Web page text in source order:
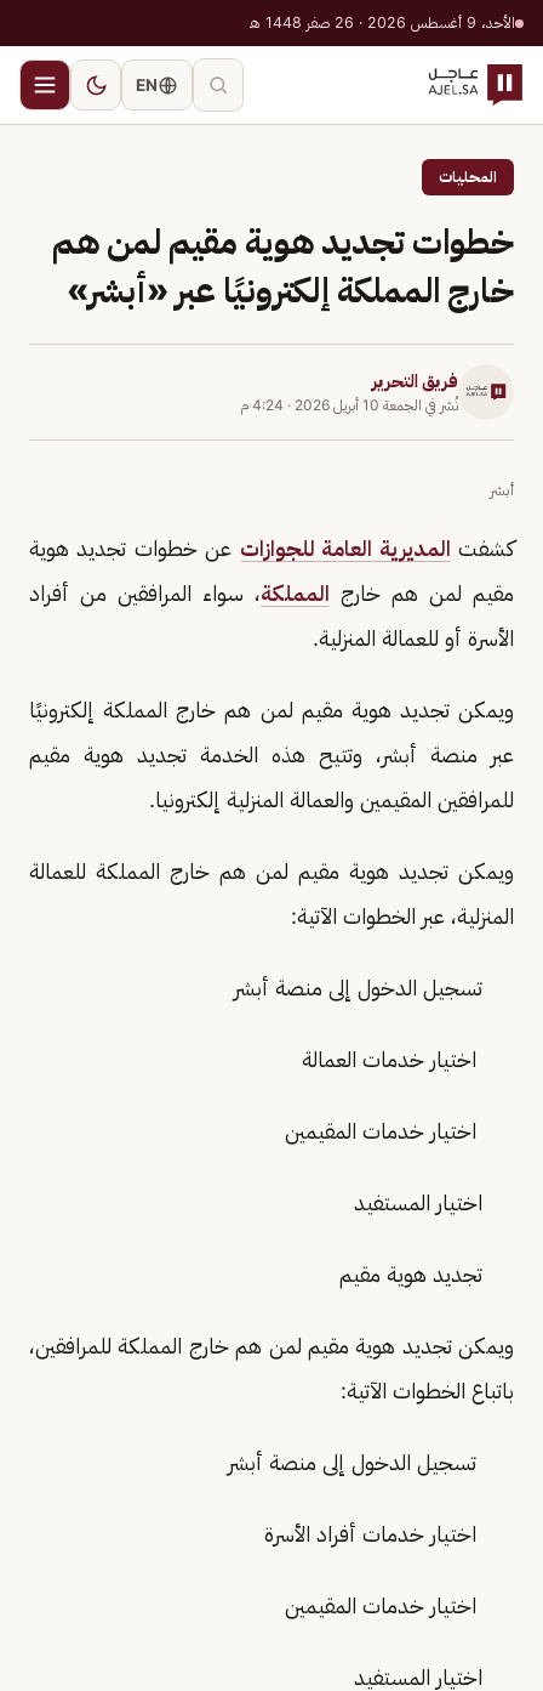
الأحد، 9 أغسطس 2026 · 26 صفر 1448 هـ
EN
المحليات
خطوات تجديد هوية مقيم لمن هم
خارج المملكة إلكترونيًا عبر «أبشر»
فريق التحرير
نُشر في الجمعة 10 أبريل 2026 · 4:24 م
أبشر
كشفت المديرية العامة للجوازات عن خطوات تجديد هوية
مقيم لمن هم خارج المملكة، سواء المرافقين من أفراد
الأسرة أو للعمالة المنزلية.
ويمكن تجديد هوية مقيم لمن هم خارج المملكة إلكترونيًا
عبر منصة أبشر، وتتيح هذه الخدمة تجديد هوية مقيم
للمرافقين المقيمين والعمالة المنزلية إلكترونيا.
ويمكن تجديد هوية مقيم لمن هم خارج المملكة للعمالة
المنزلية، عبر الخطوات الآتية:
تسجيل الدخول إلى منصة أبشر
اختيار خدمات العمالة
اختيار خدمات المقيمين
اختيار المستفيد
تجديد هوية مقيم
ويمكن تجديد هوية مقيم لمن هم خارج المملكة للمرافقين،
باتباع الخطوات الآتية:
تسجيل الدخول إلى منصة أبشر
اختيار خدمات أفراد الأسرة
اختيار خدمات المقيمين
اختيار المستفيد